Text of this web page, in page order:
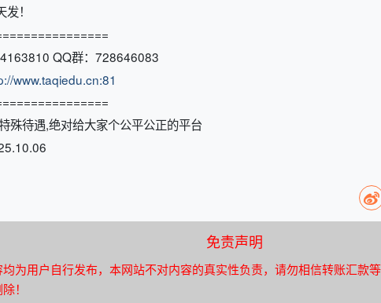
！
QQ群：728646083
www.taqiedu.cn:81
殊待遇,绝对给大家个公平公正的平台
免责声明
为用户自行发布，本网站不对内容的真实性负责，请勿相信转账汇款
！